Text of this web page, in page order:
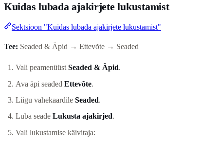
Kuidas lubada ajakirjete lukustamist
Sektsioon "Kuidas lubada ajakirjete lukustamist"
Tee: Seaded & Äpid → Ettevõte → Seaded
Vali peamenüüst Seaded & Äpid.
Ava äpi seaded Ettevõte.
Liigu vahekaardile Seaded.
Luba seade Lukusta ajakirjed.
Vali lukustamise käivitaja: